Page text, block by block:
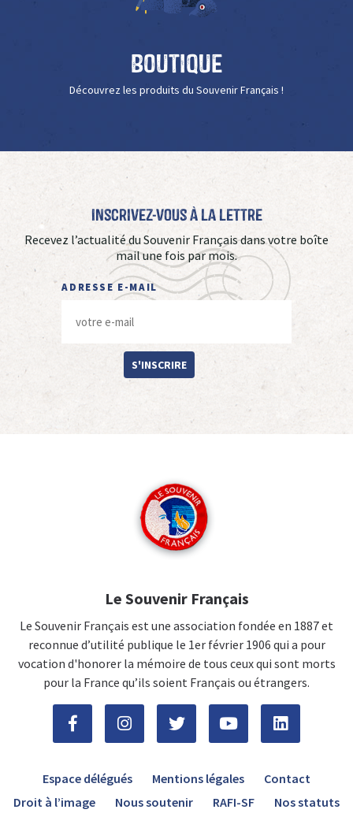
Boutique
Découvrez les produits du Souvenir Français !
Inscrivez-vous à La Lettre
Recevez l’actualité du Souvenir Français dans votre boîte
mail une fois par mois.
ADRESSE E-MAIL
S'INSCRIRE
Le Souvenir Français
Le Souvenir Français est une association fondée en 1887 et
reconnue d’utilité publique le 1er février 1906 qui a pour
vocation d'honorer la mémoire de tous ceux qui sont morts
pour la France qu’ils soient Français ou étrangers.
Espace délégués Mentions légales
Contact
Droit à l’image
Nous soutenir RAFI-SF Nos statuts